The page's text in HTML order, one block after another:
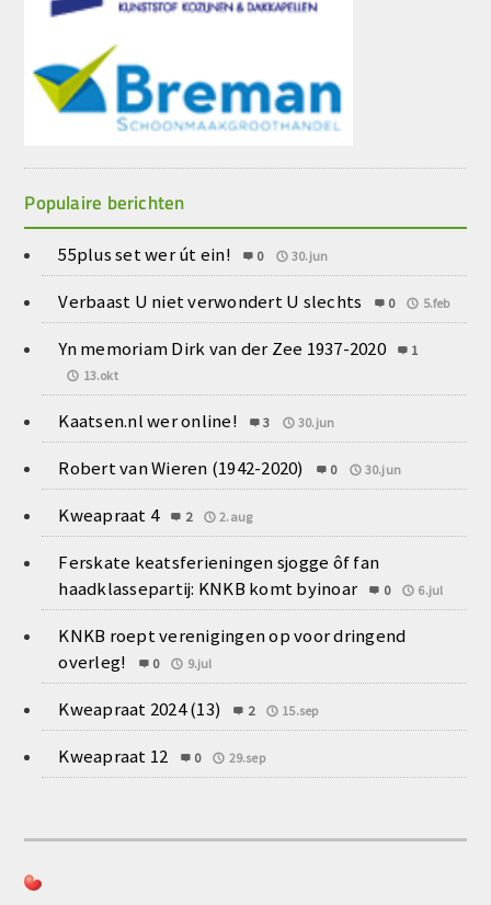
Populaire berichten
55plus set wer út ein! 0 30.jun
Verbaast U niet verwondert U slechts 0 5.feb
Yn memoriam Dirk van der Zee 1937-2020
1
13.okt
Kaatsen.nl wer online! 3 30.jun
Robert van Wieren (1942-2020) 0 30.jun
Kweapraat 4 2 2.aug
Ferskate keatsferieningen sjogge ôf fan
haadklassepartij: KNKB komt byinoar
0 6.jul
KNKB roept verenigingen op voor dringend
overleg!
0 9.jul
Kweapraat 2024 (13) 2 15.sep
Kweapraat 12 0 29.sep